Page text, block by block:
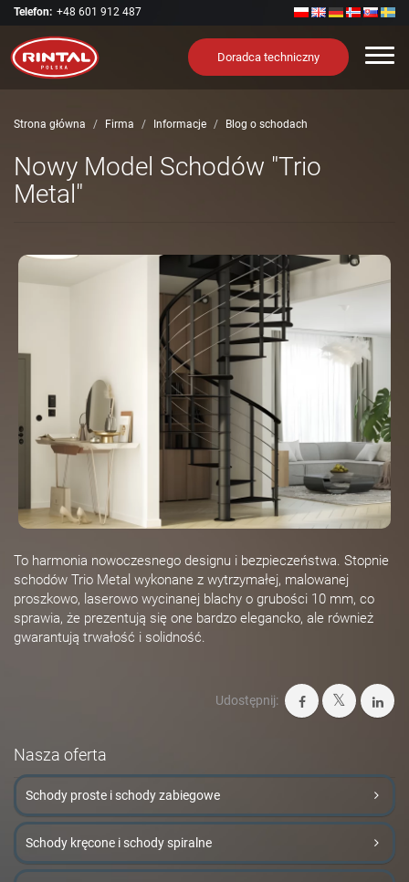
Telefon: +48 601 912 487
Doradca techniczny
Strona główna Firma Informacje Blog o schodach
Nowy Model Schodów "Trio
Metal"
To harmonia nowoczesnego designu i bezpieczeństwa. Stopnie
schodów Trio Metal wykonane z wytrzymałej, malowanej
proszkowo, laserowo wycinanej blachy o grubości 10 mm, co
sprawia, że prezentują się one bardzo elegancko, ale również
gwarantują trwałość i solidność.
Udostępnij:
Nasza oferta
Schody proste i schody zabiegowe
Schody kręcone i schody spiralne